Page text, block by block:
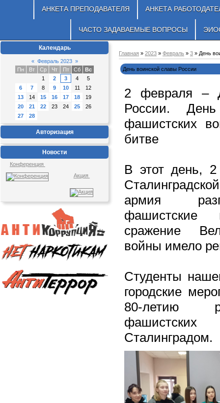
АНКЕТА ПРЕПОДАВАТЕЛЯ АНКЕТА
ЧАСТО ЗАДАВАЕМЫЕ ВОПРОСЫ
Календарь
« Февраль 2023 »
Пн
Вт Ср Чт Пт Сб
Вс
1
2 3 4
5
6
7 8 9 10 11
12
13
14 15 16 17 18
19
20
21 22 23 24 25
26
27
28
Авторизация
Новости
Конференция
Акция
Главная » 2023 » Февраль » 3 » День
День воинской славы России
2 февраля –
России.
фашистских
битве
В этот день,
армия
фашистские
сражение
войны имело
Студенты
городские
80-летию
Сталинградом.